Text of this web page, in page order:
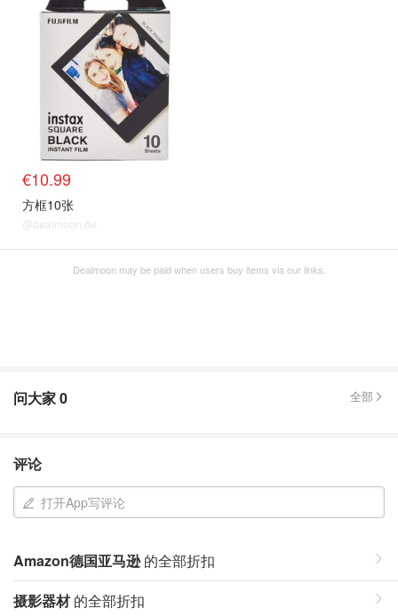
€10.99
方框10张
@dealmoon.de
Dealmoon may be paid when users buy items via our links.
问大家0 全部
评论
打开App写评论
Amazon德国亚马逊的全部折扣
摄影器材的全部折扣